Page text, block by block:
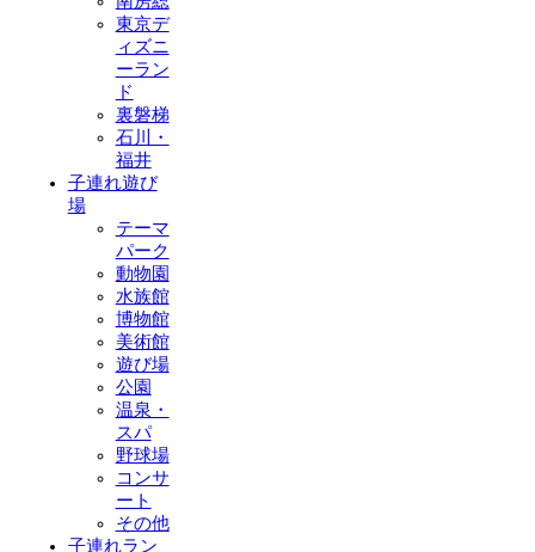
東京デ
ィズニ
ーラン
ド
裏磐梯
石川・
福井
子連れ遊び
場
テーマ
パーク
動物園
水族館
博物館
美術館
遊び場
公園
温泉・
スパ
野球場
コンサ
ート
その他
子連れラン